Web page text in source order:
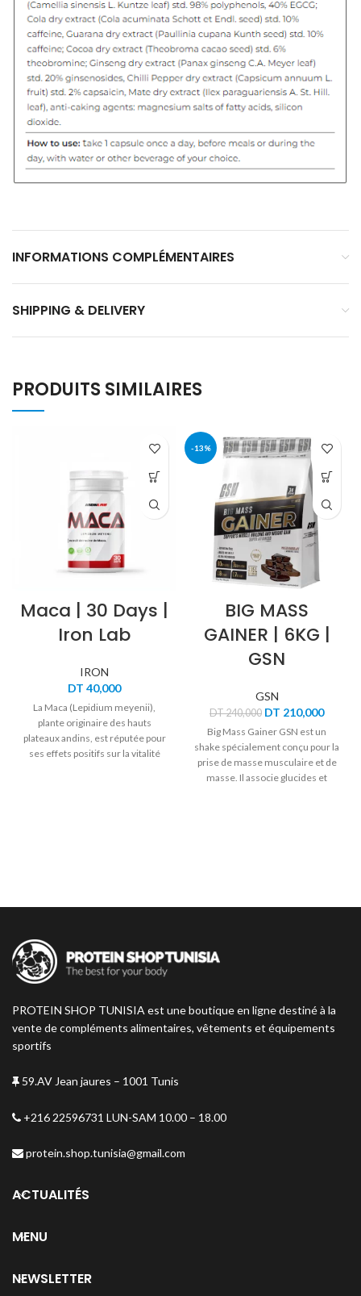
INFORMATIONS COMPLÉMENTAIRES
SHIPPING & DELIVERY
PRODUITS SIMILAIRES
Maca | 30 Days |
Iron Lab
IRON
DT 40,000
La Maca (Lepidium meyenii),
plante originaire des hauts
plateaux andins, est réputée pour
ses effets positifs sur la vitalité
-13%
BIG MASS
GAINER | 6KG |
GSN
GSN
DT240,000 Le
prix
était :
DT 240,000.
DT 210,000Le
actuel
est :
DT
Big Mass Gainer GSN est un
shake spécialement conçu pour la
prise de masse musculaire et de
masse. Il associe glucides et
PROTEIN SHOP TUNISIA est une boutique en ligne destiné à la
vente de compléments alimentaires, vêtements et équipements
sportifs
59.AV Jean jaures – 1001 Tunis
+216 22596731 LUN-SAM 10.00 – 18.00
protein.shop.tunisia@gmail.com
ACTUALITÉS
MENU
NEWSLETTER